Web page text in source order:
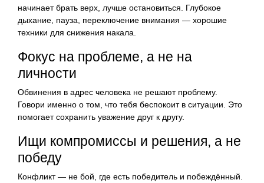
начинает брать верх, лучше остановиться. Глубокое
дыхание, пауза, переключение внимания — хорошие
техники для снижения накала.
Фокус на проблеме, а не на
личности
Обвинения в адрес человека не решают проблему.
Говори именно о том, что тебя беспокоит в ситуации. Это
помогает сохранить уважение друг к другу.
Ищи компромиссы и решения, а не
победу
Конфликт — не бой, где есть победитель и побеждённый.